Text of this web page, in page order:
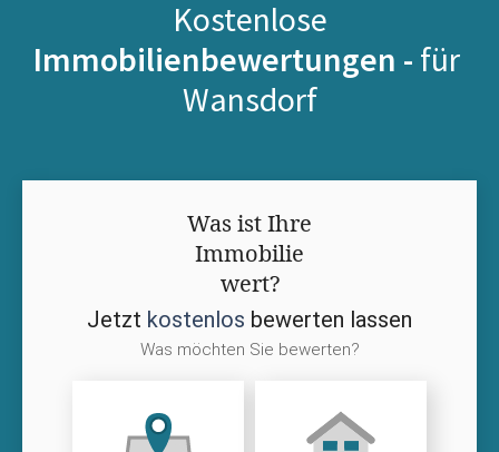
Kostenlose
Immobilienbewertungen - für
Wansdorf
Was ist Ihre
Immobilie
wert?
Jetzt kostenlos bewerten lassen
Was möchten Sie bewerten?